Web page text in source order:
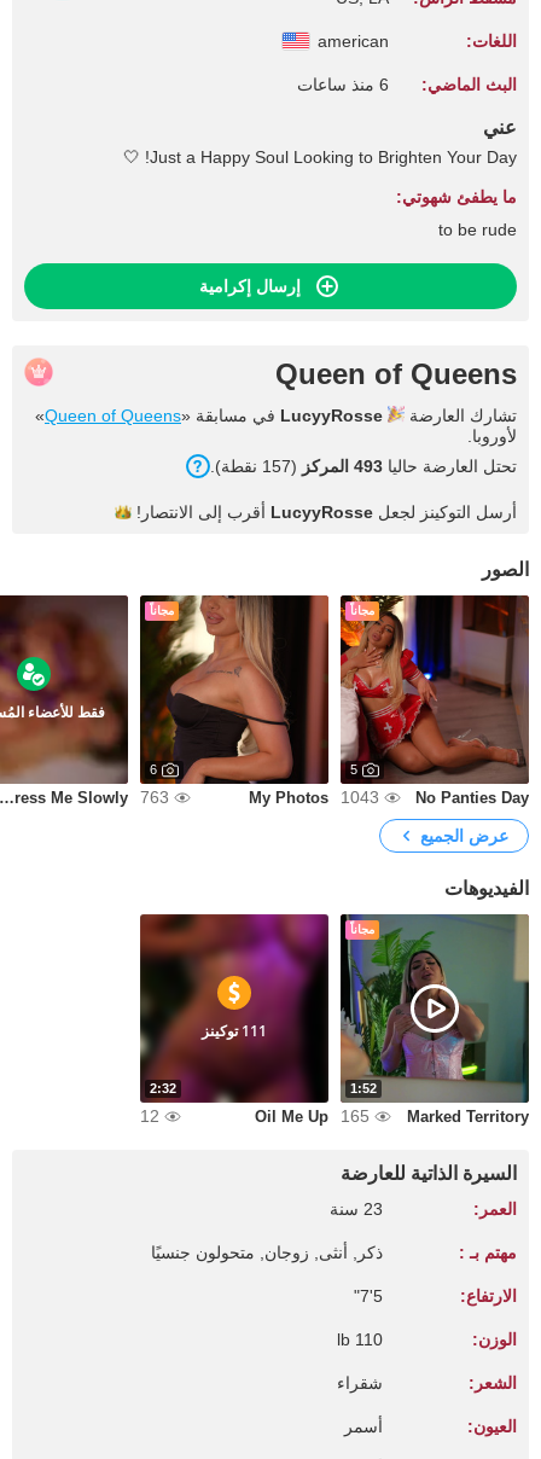
اللغات: american
البث الماضي: 6 منذ ساعات
عني
Just a Happy Soul Looking to Brighten Your Day! 🤍
ما يطفئ شهوتي:
to be rude
إرسال إكرامية
Queen of Queens
تشارك العارضة LucyyRosse في مسابقة «Queen of Queens
»
لأوروبا.
تحتل العارضة حاليا 493 المركز (157 نقطة).
أرسل التوكينز لجعل LucyyRosse أقرب إلى الانتصار!
الصور
مجاناً
5
No Panties Day
1043
مجاناً
6
My Photos
763
فقط للأعضاء
Undress Me Slowly
عرض الجميع
الفيديوهات
مجاناً
1:52
Marked Territory
165
2:32
111 توكينز
Oil Me Up
12
السيرة الذاتية للعارضة
العمر: 23 سنة
مهتم بـ : ذكر, أنثى, زوجان, متحولون جنسيًا
الارتفاع: 5'7"
الوزن: 110 lb
الشعر: شقراء
العيون: أسمر